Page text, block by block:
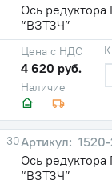
Ось
“ВЗТЗЧ”
Наличие
Цена с НДС
4 620 руб.
30
Ось
“ВЗТЗЧ”